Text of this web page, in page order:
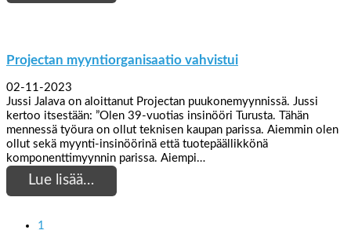
Projectan myyntiorganisaatio vahvistui
02-11-2023
Jussi Jalava on aloittanut Projectan puukonemyynnissä. Jussi
kertoo itsestään: ”Olen 39-vuotias insinööri Turusta. Tähän
mennessä työura on ollut teknisen kaupan parissa. Aiemmin olen
ollut sekä myynti-insinöörinä että tuotepäällikkönä
komponenttimyynnin parissa. Aiempi…
Lue lisää…
1